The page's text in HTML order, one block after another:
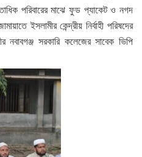
পরিবারের মাঝে ফুড প্যাকেট ও নগদ
ইসলামীর কেন্দ্রীয় নির্বাহী পরিষদের
নবাবগঞ্জ সরকারি কলেজের সাবেক ভিপি